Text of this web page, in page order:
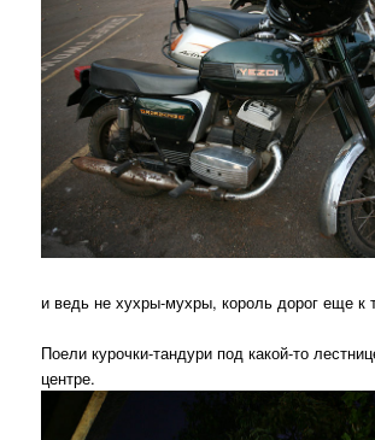
и ведь не хухры-мухры, король дорог еще к
Поели курочки-тандури под какой-то
центре.